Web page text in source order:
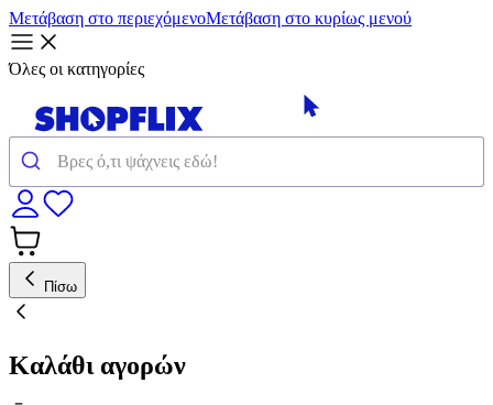
Μετάβαση στο περιεχόμενοΜετάβαση στο κυρίως μενού
Όλες οι κατηγορίες
Πίσω
Καλάθι αγορών